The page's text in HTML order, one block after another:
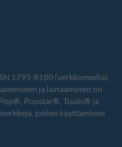
1795-8180 (verkkomedia).
ja lainaaminen on
Popstar®, Tuubi® ja
joiden käyttäminen